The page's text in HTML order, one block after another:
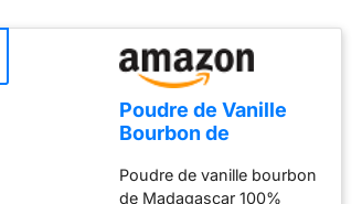
Poudre de Vanille
Bourbon de
Naturelle - 20gr Net
Poudre de vanille bourbon
de Madagascar 100%